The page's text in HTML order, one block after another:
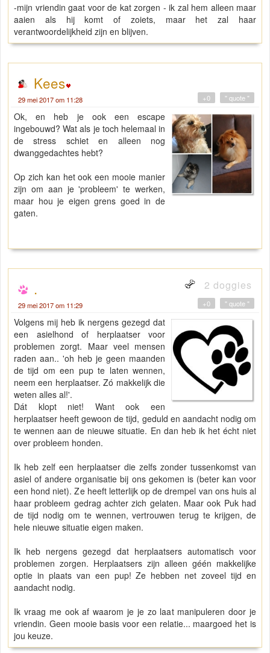
-mijn vriendin gaat voor de kat zorgen - ik zal hem alleen maar
aaien als hij komt of zoiets, maar het zal haar
verantwoordelijkheid zijn en blijven.
Kees
29 mei 2017 om 11:28 " quote "
+0
Ok, en heb je ook een escape
ingebouwd? Wat als je toch helemaal in
de stress schiet en alleen nog
dwanggedachtes hebt?
Op zich kan het ook een mooie manier
zijn om aan je 'probleem' te werken,
maar hou je eigen grens goed in de
gaten.
. 2 doggies
29 mei 2017 om 11:29 " quote "
+0
Volgens mij heb ik nergens gezegd dat
een asielhond of herplaatser voor
problemen zorgt. Maar veel mensen
raden aan.. 'oh heb je geen maanden
de tijd om een pup te laten wennen,
neem een herplaatser. Zó makkelijk die
weten alles al!'.
Dát klopt niet! Want ook een
herplaatser heeft gewoon de tijd, geduld en aandacht nodig om
te wennen aan de nieuwe situatie. En dan heb ik het écht niet
over probleem honden.
Ik heb zelf een herplaatser die zelfs zonder tussenkomst van
asiel of andere organisatie bij ons gekomen is (beter kan voor
een hond niet). Ze heeft letterlijk op de drempel van ons huis al
haar probleem gedrag achter zich gelaten. Maar ook Puk had
de tijd nodig om te wennen, vertrouwen terug te krijgen, de
hele nieuwe situatie eigen maken.
Ik heb nergens gezegd dat herplaatsers automatisch voor
problemen zorgen. Herplaatsers zijn alleen géén makkelijke
optie in plaats van een pup! Ze hebben net zoveel tijd en
aandacht nodig.
Ik vraag me ook af waarom je je zo laat manipuleren door je
vriendin. Geen mooie basis voor een relatie... maargoed het is
jou keuze.